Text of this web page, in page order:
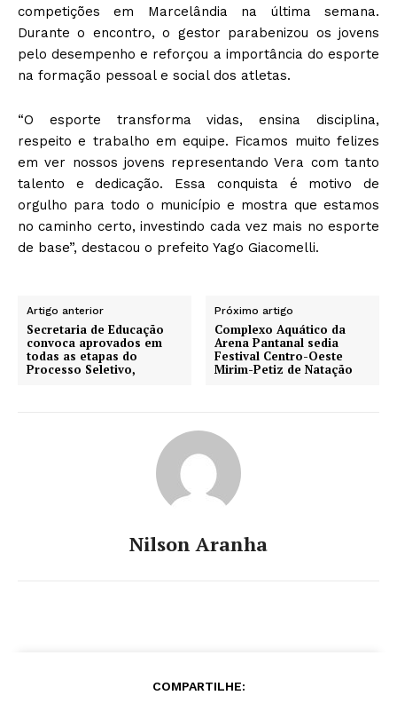
competições em Marcelândia na última semana.
Durante o encontro, o gestor parabenizou os jovens
pelo desempenho e reforçou a importância do esporte
na formação pessoal e social dos atletas.
“O esporte transforma vidas, ensina disciplina,
respeito e trabalho em equipe. Ficamos muito felizes
em ver nossos jovens representando Vera com tanto
talento e dedicação. Essa conquista é motivo de
orgulho para todo o município e mostra que estamos
no caminho certo, investindo cada vez mais no esporte
de base”, destacou o prefeito Yago Giacomelli.
Artigo anterior
Secretaria de Educação
convoca aprovados em
todas as etapas do
Processo Seletivo,
Próximo artigo
Complexo Aquático da
Arena Pantanal sedia
Festival Centro-Oeste
Mirim-Petiz de Natação
Nilson Aranha
COMPARTILHE: